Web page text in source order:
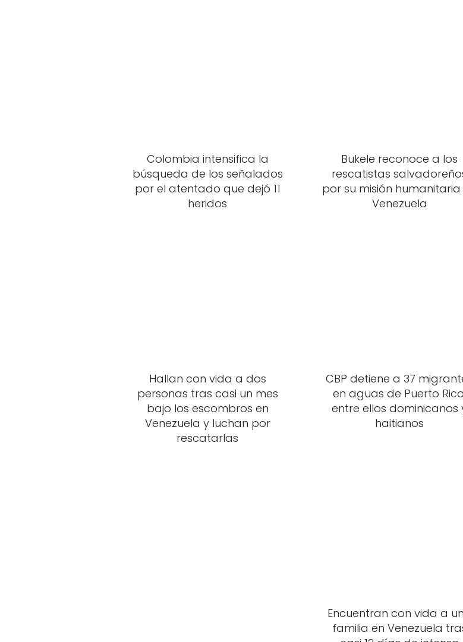
Colombia intensifica la
búsqueda de los señalados
por el atentado que dejó 11
heridos
Bukele reconoce a los
rescatistas
por su misión humanitaria
Venezuela
Hallan con vida a dos
personas tras casi un mes
bajo los escombros en
Venezuela y luchan por
rescatarlas
CBP detiene a 37
en aguas de Puerto
entre ellos dominicanos
haitianos
Encuentran con vida a
familia en Venezuela